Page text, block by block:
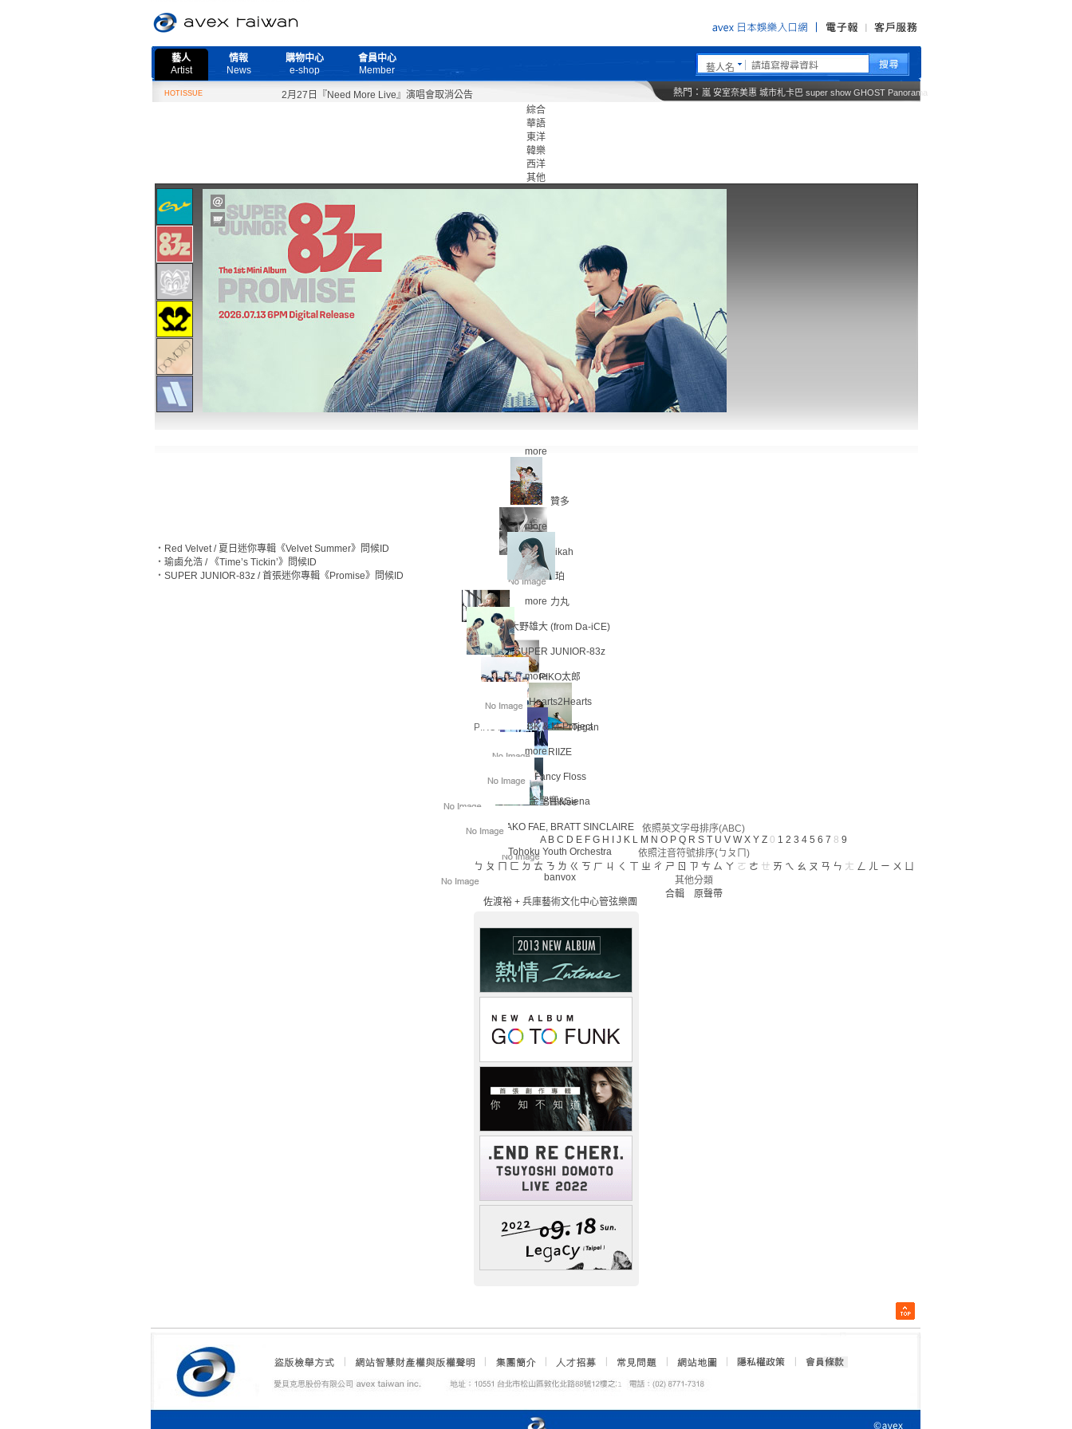
藝人
Artist
情報
News
購物中心
e-shop
會員中心
Member
藝人名
HOTISSUE 2月27日『Need More Live』演唱會取消公告 熱門： 嵐 安室奈美惠 城市札卡巴 super show GHOST Panorama
綜合
華語
東洋
韓樂
西洋
其他
‧ Red Velvet / 夏日迷你專輯《Velvet Summer》問候ID
‧ 瑜鹵允浩 / 《Time’s Tickin’》問候ID
‧ SUPER JUNIOR-83z / 首張迷你專輯《Promise》問候ID
more
贊多
mikah
力丸
more
珀
大野雄大 (from Da-iCE)
PIKO太郎
PIKOTARO Tegan
more
SUPER JUNIOR-83z
Hearts2Hearts
RIIZE
SHINee
more
BK & M-Project
Fancy Floss
KANAKO FAE, BRATT SINCLAIRE
banvox
more
金聖響&Siena
Tohoku Youth Orchestra
佐渡裕 + 兵庫藝術文化中心管弦樂團
田中公平
依照英文字母排序(ABC)
A B C D E F G H J K L M N O P Q R S T U V W X Y Z 0 1 2 3 4 5 6 7 8 9
依照注音符號排序(ㄅㄆㄇ)
ㄅ ㄆ ㄈ ㄉ ㄊ ㄋ ㄌ ㄍ ㄎ ㄏ ㄐ ㄑ ㄓ ㄔ ㄕ ㄖ ㄗ ㄘ ㄙ ㄚ ㄛ ㄜ ㄝ ㄞ ㄟ ㄠ ㄡ ㄢ ㄣ ㄤ ㄥ ㄦ ㄧ ㄨ ㄩ
其他分類
合輯
原聲帶